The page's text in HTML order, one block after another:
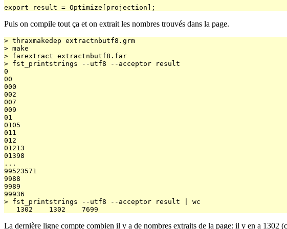
Puis on compile tout ça et on extrait les nombres trouvés dans la page.
> thraxmakedep extractnbutf8.grm
> make
> farextract extractnbutf8.far
> fst_printstrings --utf8 --acceptor result
0
00
000
002
007
009
01
0105
011
012
01213
01398
...
99523571
9988
9989
99936
> fst_printstrings --utf8 --acceptor result | wc
La dernière ligne compte combien il y a de nombres extraits de la page: il y en a 1302